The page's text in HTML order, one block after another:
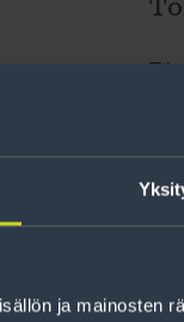
ja mainosten